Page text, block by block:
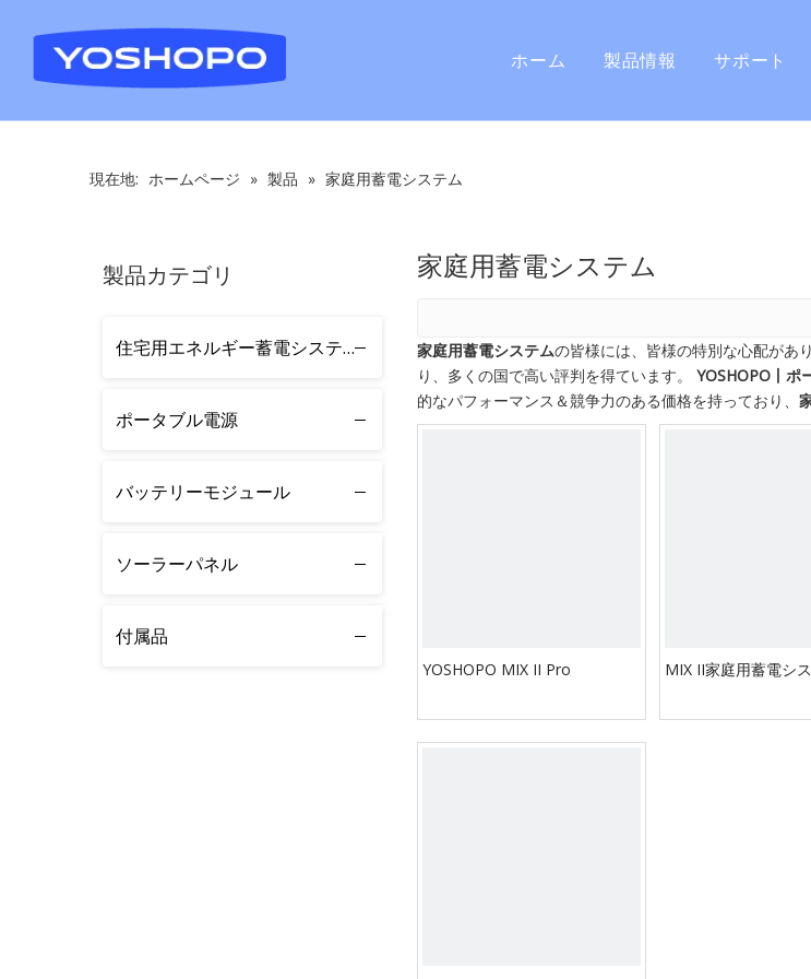
ホーム 製品情報
ソーラーパネル
サポート
現在地: ホームページ » 製品 » 家庭用蓄電システム
製品カテゴリ
住宅用エネルギー蓄電システム
ポータブル電源
バッテリーモジュール
ソーラーパネル
付属品
家庭用蓄電システム
家庭用蓄電システムの皆様には、皆様の特別な心配があ
り、多くの国で高い評判を得ています。 YOSHOPO丨ポ
的なパフォーマンス＆競争力のある価格を持っており、
YOSHOPO MIX II Pro MIX II家庭用蓄電シ